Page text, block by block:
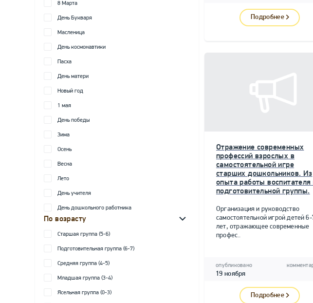
8 Марта
День Букваря
Масленица
День космонавтики
Пасха
День матери
Новый год
1 мая
День победы
Зима
Осень
Весна
Лето
День учителя
День дошкольного работника
По возрасту
Старшая группа (5-6)
Подготовительная группа (6-7)
Средняя группа (4-5)
Младшая группа (3-4)
Ясельная группа (0-3)
Подробнее
Отражение современных
профессий взрослых в
самостоятельной игре
старших дошкольников. Из
опыта работы воспитателя
подготовительной группы.
Организация и руководство
самостоятельной игрой детей
лет, отражающее современные
профес..
опубликовано
19 ноября
Подробнее